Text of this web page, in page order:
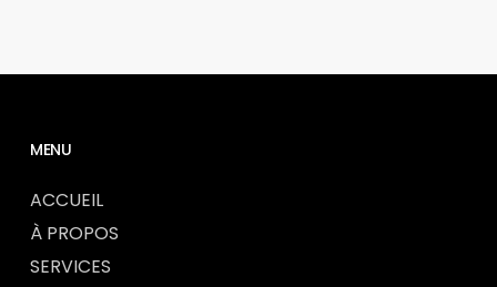
MENU
ACCUEIL
À PROPOS
SERVICES